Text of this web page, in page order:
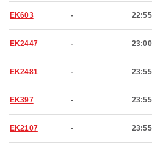
EK603 - 22:55
EK2447 - 23:00
EK2481 - 23:55
EK397 - 23:55
EK2107 - 23:55